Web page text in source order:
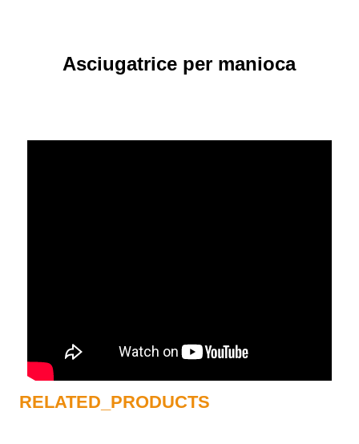
Asciugatrice per manioca
RELATED_PRODUCTS